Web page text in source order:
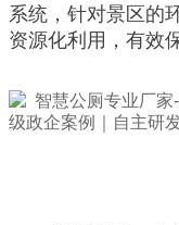
系统，针对景区的
资源化利用，有效